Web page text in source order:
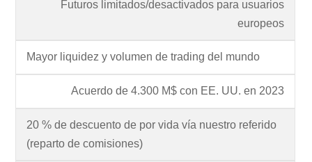
Futuros limitados/desactivados para usuarios
europeos
Mayor liquidez y volumen de trading del mundo
Acuerdo de 4.300 M$ con EE. UU. en 2023
20 % de descuento de por vida vía nuestro referido
(reparto de comisiones)